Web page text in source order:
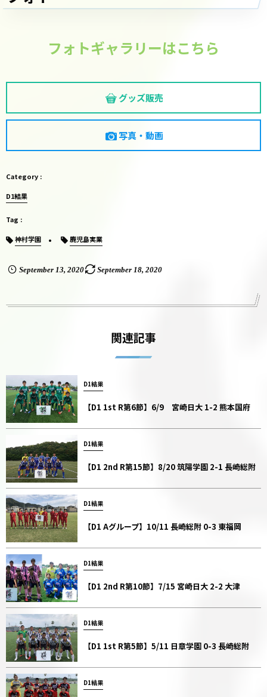
フォトギャラリーはこちら
グッズ販売
写真・動画
D1結果
神村学園 鹿児島実業
September 13, 2020 September 18, 2020
関連記事
D1結果
【D1 1st R第6節】6/9 宮崎日大 1-2 熊本国府
D1結果
【D1 2nd R第15節】8/20 筑陽学園 2-1 長崎総附
D1結果
【D1 Aグループ】10/11 長崎総附 0-3 東福岡
D1結果
【D1 2nd R第10節】7/15 宮崎日大 2-2 大津
D1結果
【D1 1st R第5節】5/11 日章学園 0-3 長崎総附
D1結果